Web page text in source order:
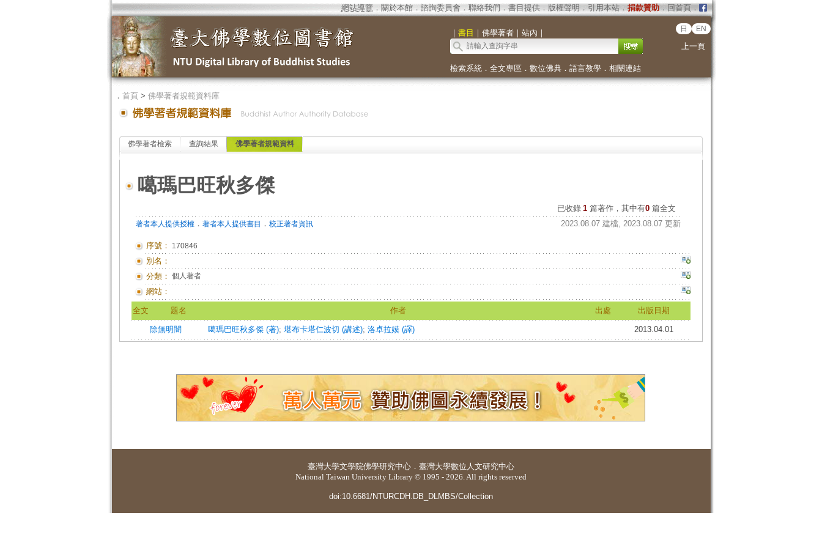
網站導覽 ． 關於本館． 諮詢委員會． 聯絡我們 ． 書目提供． 版權聲明 ． 引用本站． 捐款贊助．回首頁．
｜ 書目 ｜ 佛學著者｜ 站內 ｜ 日 EN
上一頁
檢索系統． 全文專區 ． 數位佛典． 語言教學． 相關連結
． 首頁> 佛學著者規範資料庫
佛學著者檢索 查詢結果 佛學著者規範資料
噶瑪巴旺秋多傑
已收錄 1 篇著作，其中有0篇全文
著者本人提供授權． 著者本人提供書目 ． 校正著者資訊 2023.08.07 建檔, 2023.08.07 更新
序號： 170846
別名：
分類： 個人著者
網站：
全文 題名 作者 出處 出版日期
除無明闇 噶瑪巴旺秋多傑 (著); 堪布卡塔仁波切 (講述); 洛卓拉嫫 (譯) 2013.04.01
臺灣大學文學院佛學研究中心 ． 臺灣大學數位人文研究中心
National Taiwan University Library © 1995 - 2026. All rights reserved
doi:10.6681/NTURCDH.DB_DLMBS/Collection